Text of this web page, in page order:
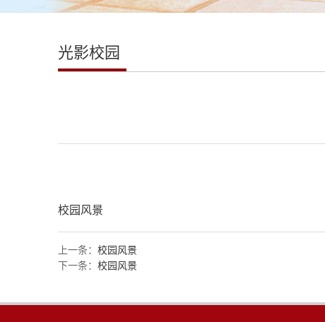
光影校园
校园风景
上一条： 校园风景
下一条： 校园风景